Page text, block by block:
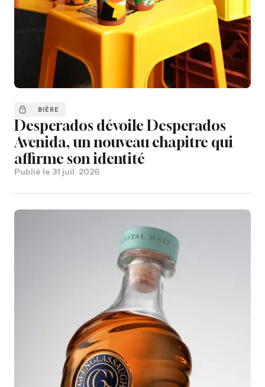
BIÈRE
Desperados dévoile Desperados
Avenida, un nouveau chapitre qui
affirme son identité
Publié le 31 juil. 2026